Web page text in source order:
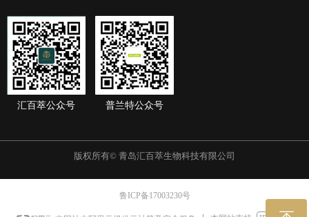
汇百萃公众号 普兰特公众号
版权所有© 青岛汇百萃生物科技有限公司
鲁ICP备17003230号